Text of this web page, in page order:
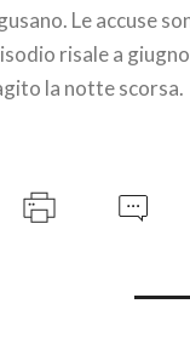
Le accuse
risale a
la notte scorsa.